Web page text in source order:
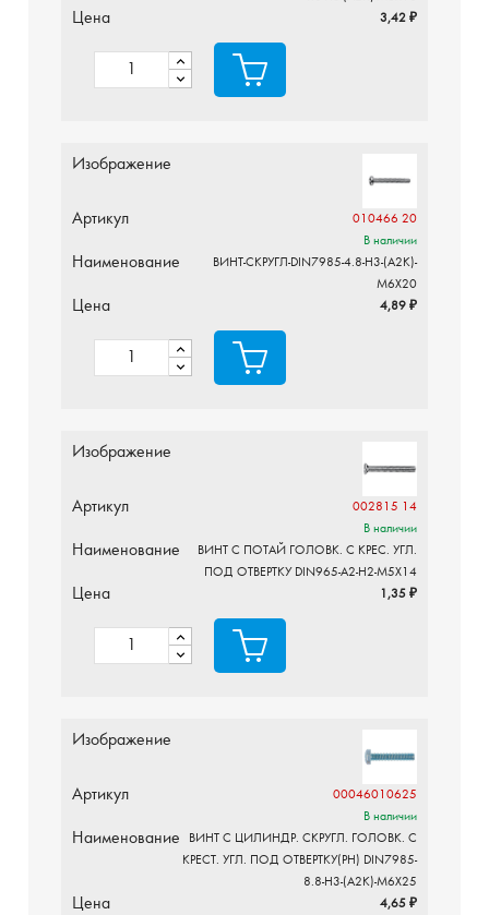
Цена 3,42 ₽
Изображение
Артикул
010466 20
В наличии
Наименование
ВИНТ-СКРУГЛ-DIN7985-4.8-H3-(A2K)-
M6X20
Цена 4,89 ₽
Изображение
Артикул
002815 14
В наличии
Наименование
ВИНТ С ПОТАЙ ГОЛОВК. С КРЕС. УГЛ.
ПОД ОТВЕРТКУ DIN965-A2-H2-M5X14
Цена 1,35 ₽
Изображение
Артикул
00046010625
В наличии
Наименование
ВИНТ С ЦИЛИНДР. СКРУГЛ. ГОЛОВК. С
КРЕСТ. УГЛ. ПОД ОТВЕРТКУ(PH) DIN7985-
8.8-H3-(A2K)-M6X25
Цена 4,65 ₽